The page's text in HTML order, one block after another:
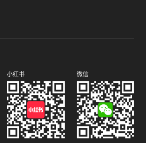
小红书 微信